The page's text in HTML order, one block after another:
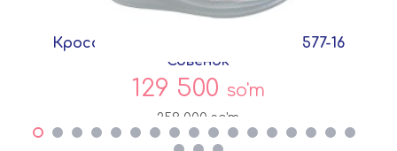
Кроссовки Розовый Текстиль C5577-16
Совёнок
129 500 so'm
259 000 so'm